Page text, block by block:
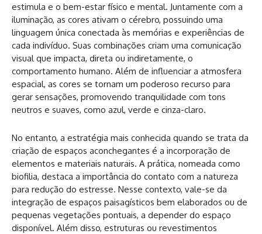
estimula e o bem-estar físico e mental. Juntamente com a
iluminação, as cores ativam o cérebro, possuindo uma
linguagem única conectada às memórias e experiências de
cada indivíduo. Suas combinações criam uma comunicação
visual que impacta, direta ou indiretamente, o
comportamento humano. Além de influenciar a atmosfera
espacial, as cores se tornam um poderoso recurso para
gerar sensações, promovendo tranquilidade com tons
neutros e suaves, como azul, verde e cinza-claro.
No entanto, a estratégia mais conhecida quando se trata da
criação de espaços aconchegantes é a incorporação de
elementos e materiais naturais. A prática, nomeada como
biofilia, destaca a importância do contato com a natureza
para redução do estresse. Nesse contexto, vale-se da
integração de espaços paisagísticos bem elaborados ou de
pequenas vegetações pontuais, a depender do espaço
disponível. Além disso, estruturas ou revestimentos